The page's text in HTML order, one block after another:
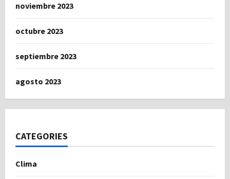
noviembre 2023
octubre 2023
septiembre 2023
agosto 2023
CATEGORIES
Clima